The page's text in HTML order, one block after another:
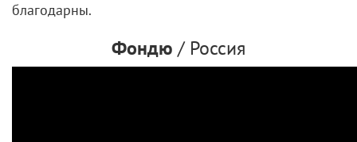
благодарны.
Фондю / Россия